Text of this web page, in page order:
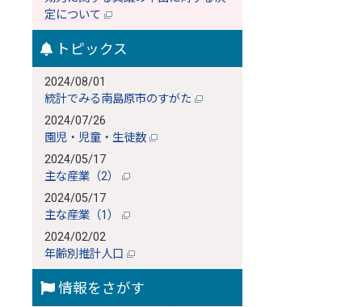
定について
トピックス
2024/08/01
統計でみる南島原市のすがた
2024/07/26
園児・児童・生徒数
2024/05/17
主な産業（2）
2024/05/17
主な産業（1）
2024/02/02
年齢別推計人口
情報をさがす